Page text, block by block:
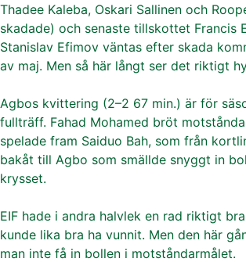
Thadee Kaleba, Oskari Sallinen och
skadade) och senaste tillskottet Francis
Stanislav Efimov väntas efter skada
av maj. Men så här långt ser det riktigt
Agbos kvittering (2–2 67 min.) är för
fullträff. Fahad Mohamed bröt
spelade fram Saiduo Bah, som från
bakåt till Agbo som smällde snyggt in
krysset.
EIF hade i andra halvlek en rad riktigt
kunde lika bra ha vunnit. Men den här
man inte få in bollen i motståndarmålet.